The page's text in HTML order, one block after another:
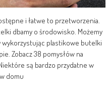
i łatwe to przetworzenia.
dbamy o środowisko. Możemy
wykorzystując plastikowe butelki
Zobacz 38 pomysłów na
są bardzo przydatne w
domu